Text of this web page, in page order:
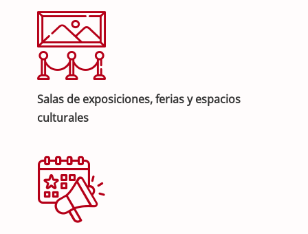
Salas de exposiciones, ferias y espacios
culturales